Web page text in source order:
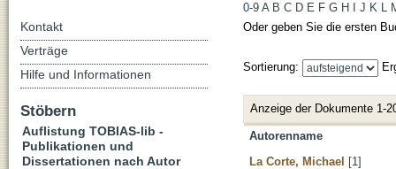
0-9 A B C D E F G H J K L
Oder geben Sie die ersten
Sortierung:
Anzeige der Dokumente 1-
Autorenname
La Corte, Michael [1]
Kontakt
Verträge
Hilfe und Informationen
Stöbern
Auflistung TOBIAS-lib -
Publikationen und
Dissertationen nach Autor